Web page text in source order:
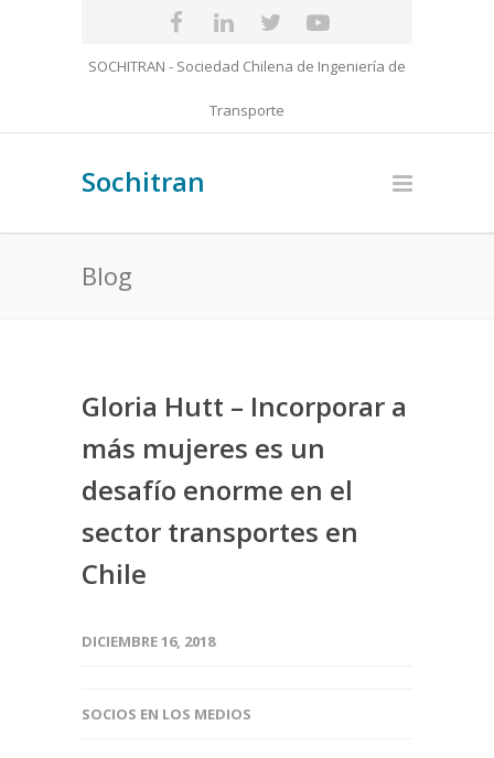
SOCHITRAN - Sociedad Chilena de Ingeniería de
Transporte
Sochitran
Blog
Gloria Hutt – Incorporar a
más mujeres es un
desafío enorme en el
sector transportes en
Chile
DICIEMBRE 16, 2018
SOCIOS EN LOS MEDIOS